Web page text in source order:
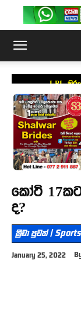
LPL
කෝටි
ද?
ක්‍රීඩා පුවත් |
January 25, 2022